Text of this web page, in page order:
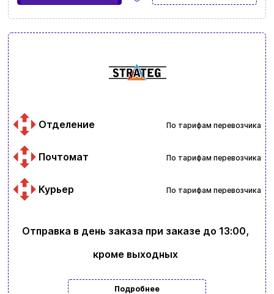
Отделение По тарифам перевозчика
Почтомат По тарифам перевозчика
Курьер По тарифам перевозчика
Отправка в день заказа при заказе до 13:00,
кроме выходных
Подробнее